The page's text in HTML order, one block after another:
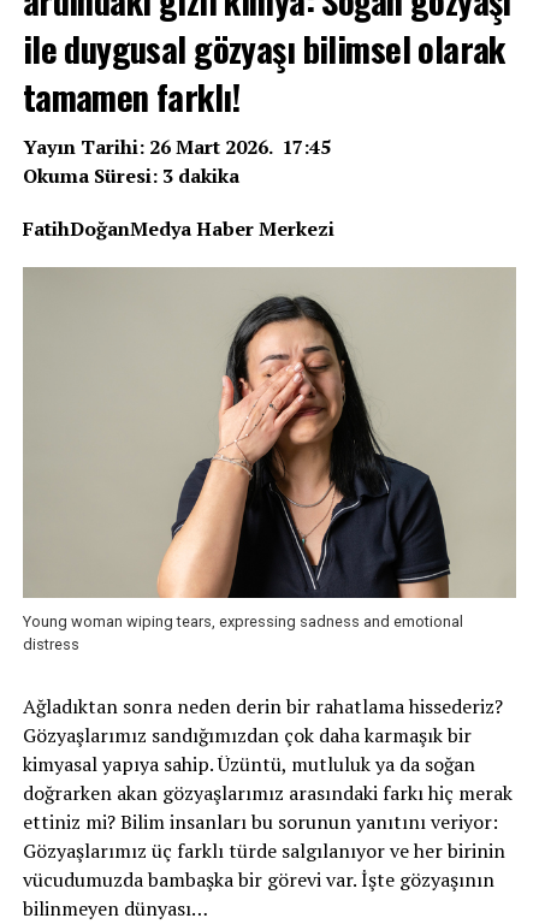
ile duygusal gözyaşı bilimsel olarak
tamamen farklı!
Yayın Tarihi: 26 Mart 2026. 17:45
Okuma Süresi: 3 dakika
FatihDoğanMedya Haber Merkezi
Young woman wiping tears, expressing sadness and emotional
distress
Ağladıktan sonra neden derin bir rahatlama hissederiz?
Gözyaşlarımız sandığımızdan çok daha karmaşık bir
kimyasal yapıya sahip. Üzüntü, mutluluk ya da soğan
doğrarken akan gözyaşlarımız arasındaki farkı hiç merak
ettiniz mi? Bilim insanları bu sorunun yanıtını veriyor:
Gözyaşlarımız üç farklı türde salgılanıyor ve her birinin
vücudumuzda bambaşka bir görevi var. İşte gözyaşının
bilinmeyen dünyası…